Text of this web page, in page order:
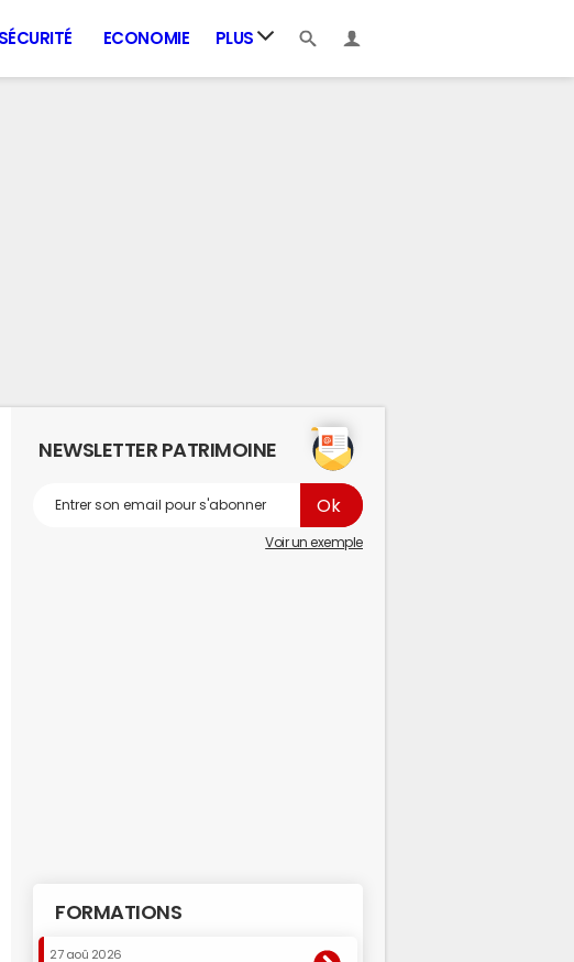
ECONOMIE PLUS
NEWSLETTER PATRIMOINE
Voir un exemple
FORMATIONS
27 aoû 2026